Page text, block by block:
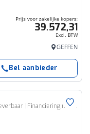
Prijs voor zakelijke kopers:
39.572,31
Excl. BTW
GEFFEN
Bel aanbieder
320 2.5 PHEV L2H1 Sport | Uit Voorraad Leverbaar | Financiering met 0,99& Rente | Prijs Exclusief BTW/ Inclusief BPM & Rijklaarmaak Kosten | Inklapbare Trekhaak | Navigatie | AGM Accu | Centrale Dubbele Deurvergrendeling | Verwarmbare Voorstoelen | Verwarmbaar Stuurwiel